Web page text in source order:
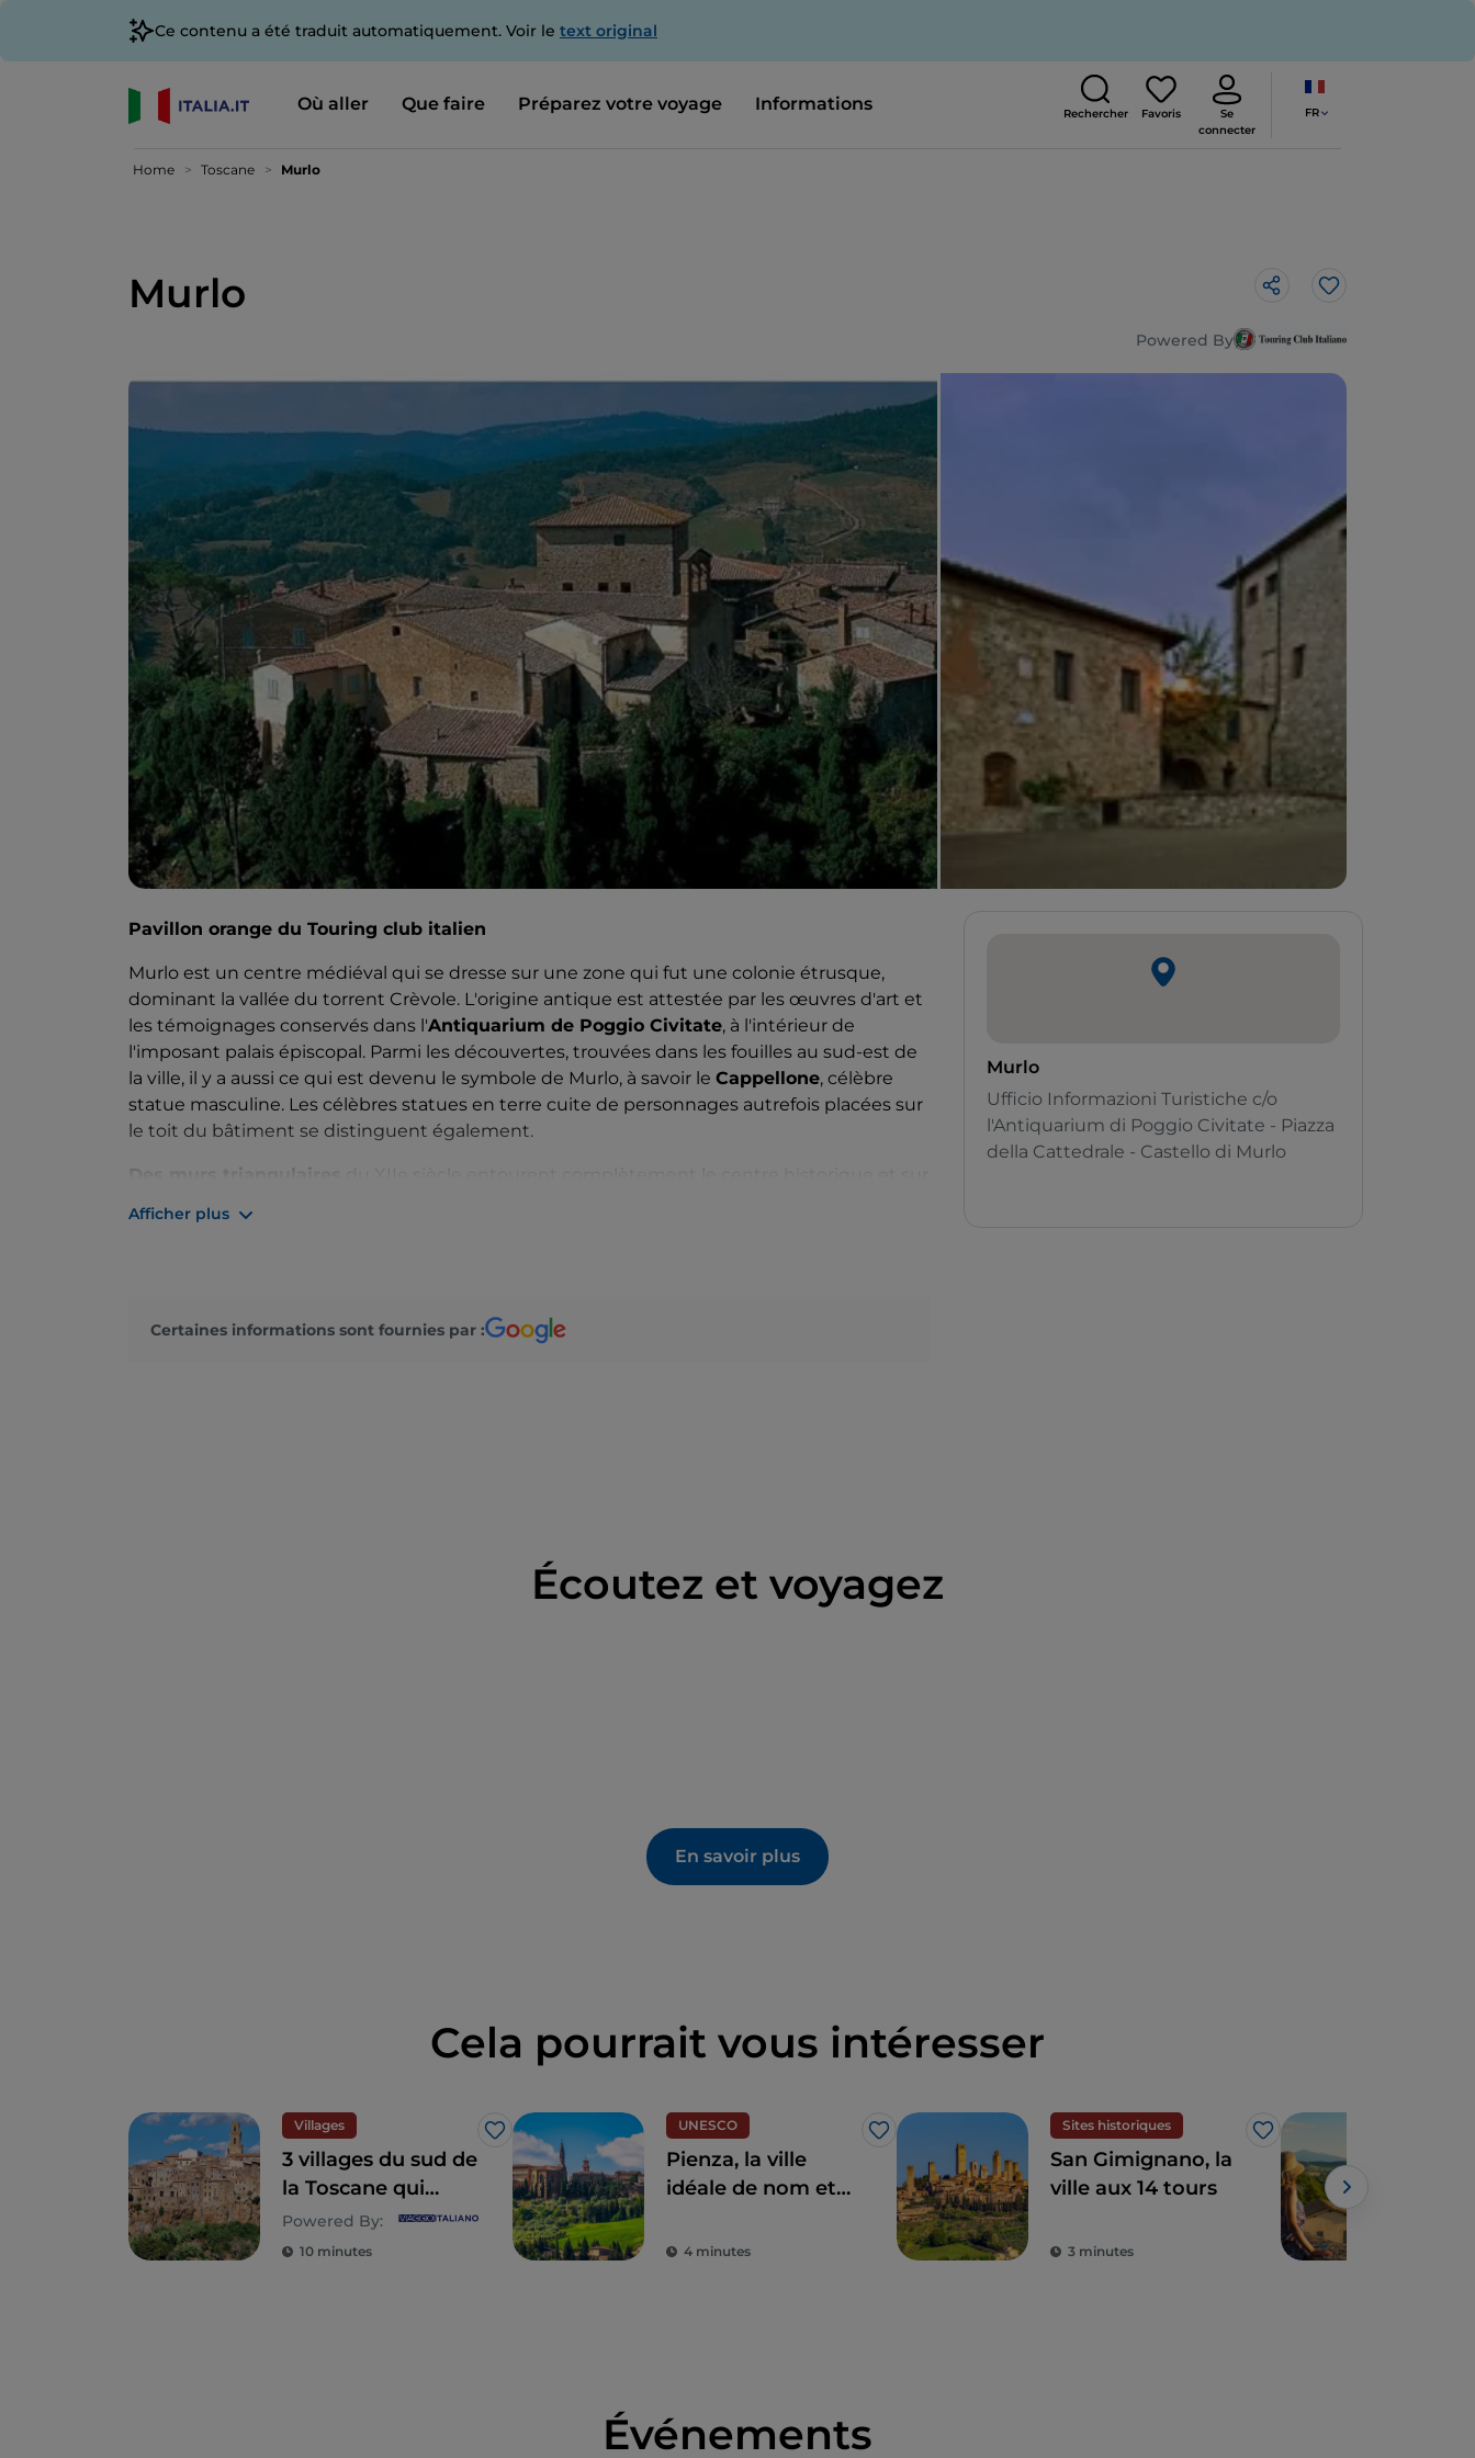
Ce contenu a été traduit automatiquement. Voir le text original
Où aller Que faire Préparez votre voyage Informations Rechercher Favoris
Se
connecter
FR
Home Toscane Murlo
Murlo J’aime
Powered By
Pavillon orange du Touring club italien
Murlo est un centre médiéval qui se dresse sur une zone qui fut une colonie étrusque,
dominant la vallée du torrent Crèvole. L'origine antique est attestée par les œuvres d'art et
les témoignages conservés dans l'Antiquarium de Poggio Civitate, à l'intérieur de
l'imposant palais épiscopal. Parmi les découvertes, trouvées dans les fouilles au sud-est de
la ville, il y a aussi ce qui est devenu le symbole de Murlo, à savoir le Cappellone, célèbre
statue masculine. Les célèbres statues en terre cuite de personnages autrefois placées sur
le toit du bâtiment se distinguent également.
Des murs triangulaires
Fortunato
d'extinction, laFagiola di Venanzio, cultivée depuis au moins 150 ans. Parmi les
qui a lieu la deuxième semaine de juillet et qui est lié à la
Afficher plus
Certaines informations sont fournies par :
Murlo
Ufficio Informazioni Turistiche c/o
l'Antiquarium di Poggio Civitate - Piazza
della Cattedrale - Castello di Murlo
Écoutez et voyagez
En savoir plus
Cela pourrait vous intéresser
Villages
J’aime
3 villages du sud de
la Toscane qui
méritent d'être
visités
Powered By:
10 minutes
UNESCO
J’aime
Pienza, la ville
idéale de nom et
4 minutes
Sites historiques
J’aime
San Gimignano, la
ville aux 14 tours
3 minutes
Événements